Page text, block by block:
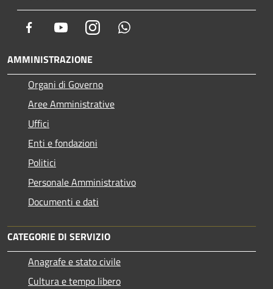
Facebook YoutubeInstagram
AMMINISTRAZIONE
Organi di Governo
Aree Amministrative
Uffici
Enti e fondazioni
Politici
Personale Amministrativo
Documenti e dati
CATEGORIE DI SERVIZIO
Anagrafe e stato civile
Cultura e tempo libero